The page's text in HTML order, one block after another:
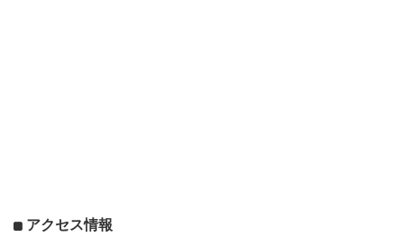
アクセス情報